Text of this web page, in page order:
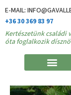
E-MAIL:
+36 30 369 83 97
Kertészetünk családi
óta foglalkozik